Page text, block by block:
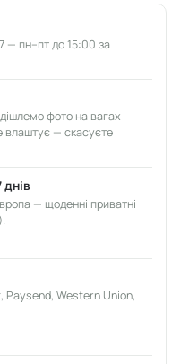
— пн–пт до 15:00 за
фото на вагах
влаштує — скасуєте
— щоденні приватні
Paysend, Western Union,